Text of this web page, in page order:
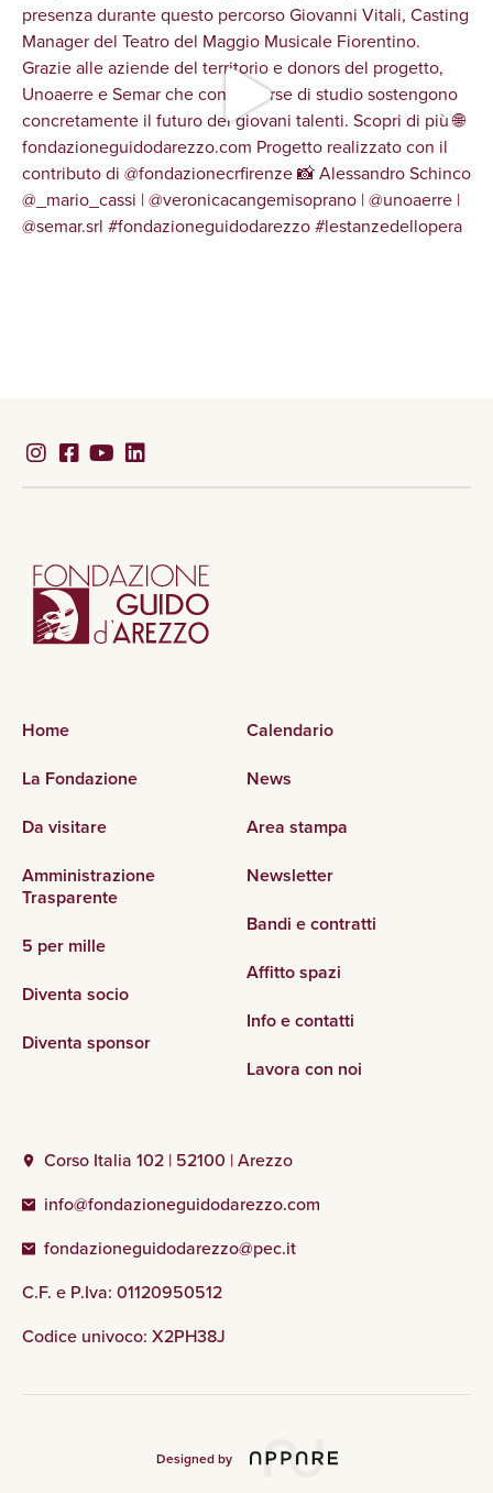
Home
La Fondazione
Da visitare
Amministrazione
Trasparente
5 per mille
Diventa socio
Diventa sponsor
Calendario
News
Area stampa
Newsletter
Bandi e contratti
Affitto spazi
Info e contatti
Lavora con noi
Corso Italia 102 | 52100 | Arezzo
info@fondazioneguidodarezzo.com
fondazioneguidodarezzo@pec.it
C.F. e P.Iva: 01120950512
Codice univoco: X2PH38J
Designed by